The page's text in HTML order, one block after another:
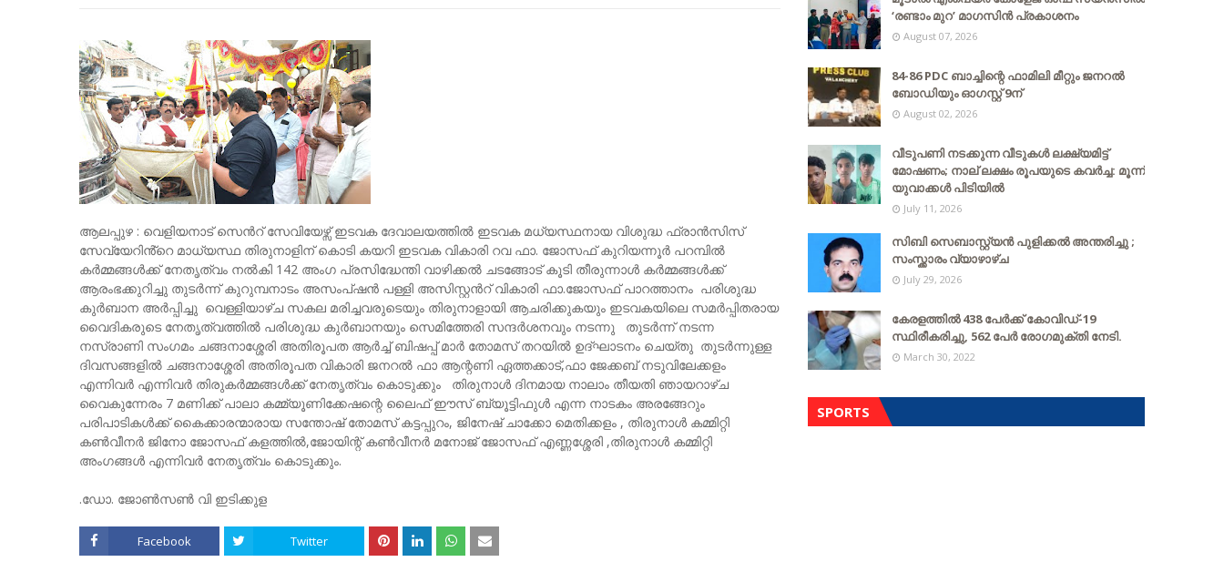
ആലപ്പുഴ : വെളിയനാട് സെൻറ് സേവിയേഴ്സ് ഇടവക ദേവാലയത്തിൽ ഇടവക മധ്യസ്ഥനായ വിശുദ്ധ ഫ്രാൻസിസ്
സേവ്യേറിൻ്റെ മാധ്യസ്ഥ തിരുനാളിന് കൊടി കയറി ഇടവക വികാരി റവ ഫാ. ജോസഫ് കുറിയന്നൂർ പറമ്പിൽ
കർമ്മങ്ങൾക്ക് നേതൃത്വം നൽകി 142 അംഗ പ്രസിദ്ധേന്തി വാഴിക്കൽ ചടങ്ങോട് കൂടി തീരുന്നാൾ കർമ്മങ്ങൾക്ക്
ആരംഭക്കുറിച്ചു തുടർന്ന് കുറുമ്പനാടം അസംപ്ഷൻ പള്ളി അസിസ്റ്റൻറ് വികാരി ഫാ.ജോസഫ് പാറത്താനം പരിശുദ്ധ
കുർബാന അർപ്പിച്ചു വെള്ളിയാഴ്ച സകല മരിച്ചവരുടെയും തിരുനാളായി ആചരിക്കുകയും ഇടവകയിലെ സമർപ്പിതരായ
വൈദികരുടെ നേതൃത്വത്തിൽ പരിശുദ്ധ കുർബാനയും സെമിത്തേരി സന്ദർശനവും നടന്നു തുടർന്ന് നടന്ന
നസ്രാണി സംഗമം ചങ്ങനാശ്ശേരി അതിരൂപത ആർച്ച് ബിഷപ്പ് മാർ തോമസ് തറയിൽ ഉദ്ഘാടനം ചെയ്തു തുടർന്നുള്ള
ദിവസങ്ങളിൽ ചങ്ങനാശ്ശേരി അതിരൂപത വികാരി ജനറൽ ഫാ ആന്റണി ഏത്തക്കാട്,ഫാ ജേക്കബ് നടുവിലേക്കളം
എന്നിവർ എന്നിവർ തിരുകർമ്മങ്ങൾക്ക് നേതൃത്വം കൊടുക്കും തിരുനാൾ ദിനമായ നാലാം തീയതി ഞായറാഴ്ച
വൈകുന്നേരം 7 മണിക്ക് പാലാ കമ്മ്യൂണിക്കേഷന്റെ ലൈഫ് ഈസ് ബ്യൂട്ടിഫുൾ എന്ന നാടകം അരങ്ങേറും
പരിപാടികൾക്ക് കൈക്കാരന്മാരായ സന്തോഷ് തോമസ് കട്ടപ്പുറം, ജിനേഷ് ചാക്കോ മെതിക്കളം , തിരുനാൾ കമ്മിറ്റി
കൺവീനർ ജിനോ ജോസഫ് കളത്തിൽ,ജോയിന്റ് കൺവീനർ മനോജ് ജോസഫ് എണ്ണശ്ശേരി ,തിരുനാൾ കമ്മിറ്റി
അംഗങ്ങൾ എന്നിവർ നേതൃത്വം കൊടുക്കും.
.ഡോ. ജോൺസൺ വി ഇടിക്കുള
Facebook Twitter
‘രണ്ടാം മുറ’ മാഗസിൻ പ്രകാശനം
August 07, 2026
84-86 PDC ബാച്ചിന്റെ ഫാമിലി മീറ്റും ജനറൽ
ബോഡിയും ഓഗസ്റ്റ് 9ന്
August 02, 2026
വീടുപണി നടക്കുന്ന വീടുകൾ ലക്ഷ്യമിട്ട്
മോഷണം; നാല് ലക്ഷം രൂപയുടെ കവർച്ച: മൂന്ന്
യുവാക്കൾ പിടിയിൽ
July 11, 2026
സിബി സെബാസ്റ്റ്യന്‍ പുളിക്കല്‍ അന്തരിച്ചു ;
സംസ്ക്കാരം വ്യാഴാഴ്ച
July 29, 2026
കേരളത്തില്‍ 438 പേര്‍ക്ക് കോവിഡ്-19
സ്ഥിരീകരിച്ചു, 562 പേര്‍ രോഗമുക്തി നേടി.
March 30, 2022
SPORTS